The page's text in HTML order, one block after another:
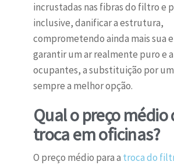
incrustadas nas fibras do filtro e
inclusive, danificar a estrutura,
comprometendo ainda mais sua
garantir um ar realmente puro e
ocupantes, a substituição por
sempre a melhor opção.
Qual o preço médio
troca em oficinas?
O preço médio para a troca do